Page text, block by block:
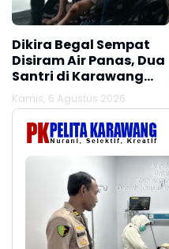
Dikira Begal Sempat
Disiram Air Panas, Dua
Santri di Karawang
Terluka Akibat Aksi
Oknum Linmas
Kamis, 6 Agustus 2026